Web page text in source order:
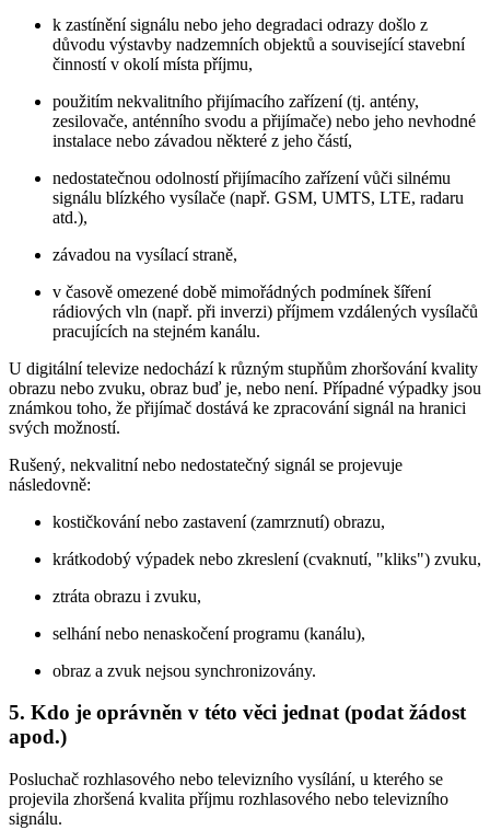
k zastínění signálu nebo jeho degradaci odrazy došlo z
důvodu výstavby nadzemních objektů a související stavební
činností v okolí místa příjmu,
použitím nekvalitního přijímacího zařízení (tj. antény,
zesilovače, anténního svodu a přijímače) nebo jeho nevhodné
instalace nebo závadou některé z jeho částí,
nedostatečnou odolností přijímacího zařízení vůči silnému
signálu blízkého vysílače (např. GSM, UMTS, LTE, radaru
atd.),
závadou na vysílací straně,
v časově omezené době mimořádných podmínek šíření
rádiových vln (např. při inverzi) příjmem vzdálených vysílačů
pracujících na stejném kanálu.
U digitální televize nedochází k různým stupňům zhoršování kvality
obrazu nebo zvuku, obraz buď je, nebo není. Případné výpadky jsou
známkou toho, že přijímač dostává ke zpracování signál na hranici
svých možností.
Rušený, nekvalitní nebo nedostatečný signál se projevuje
následovně:
kostičkování nebo zastavení (zamrznutí) obrazu,
krátkodobý výpadek nebo zkreslení (cvaknutí, "kliks") zvuku,
ztráta obrazu i zvuku,
selhání nebo nenaskočení programu (kanálu),
obraz a zvuk nejsou synchronizovány.
5. Kdo je oprávněn v této věci jednat (podat žádost
apod.)
Posluchač rozhlasového nebo televizního vysílání, u kterého se
projevila zhoršená kvalita příjmu rozhlasového nebo televizního
signálu.